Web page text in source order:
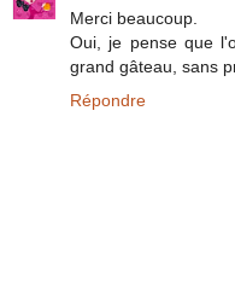
Merci beaucoup.
Oui, je pense que
grand gâteau, sans
Répondre